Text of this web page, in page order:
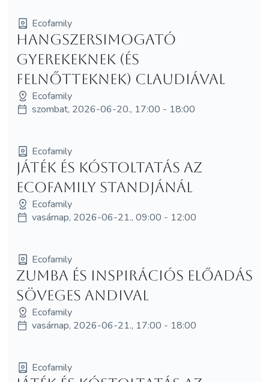
Ecofamily
Hangszersimogató
gyerekeknek (és
felnőtteknek) Claudiával
Ecofamily
szombat, 2026-06-20., 17:00 - 18:00
Ecofamily
Játék és kóstoltatás az
Ecofamily standjánál
Ecofamily
vasárnap, 2026-06-21., 09:00 - 12:00
Ecofamily
Zumba és inspirációs előadás
Söveges Andival
Ecofamily
vasárnap, 2026-06-21., 17:00 - 18:00
Ecofamily